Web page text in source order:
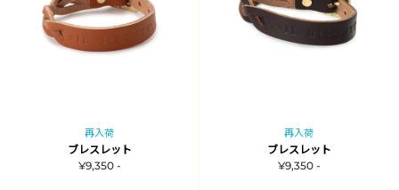
再入荷
ブレスレット
¥9,350 -
再入荷
ブレスレット
¥9,350 -